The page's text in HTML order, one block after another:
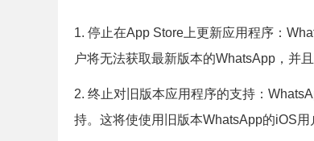
1. 停止在App Store上更新应用程序：
户将无法获取最新版本的WhatsApp，并
2. 终止对旧版本应用程序的支持：
持。这将使使用旧版本WhatsApp的iOS用